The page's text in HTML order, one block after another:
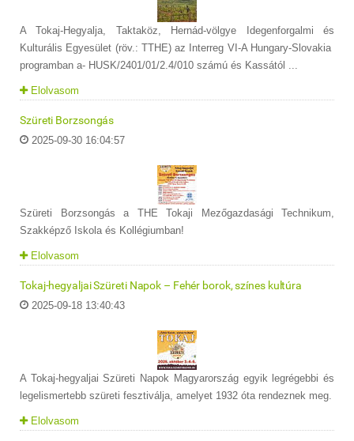
A Tokaj-Hegyalja, Taktaköz, Hernád-völgye Idegenforgalmi és
Kulturális Egyesület (röv.: TTHE) az Interreg VI-A Hungary-Slovakia
programban a- HUSK/2401/01/2.4/010 számú és Kassától ...
Elolvasom
Szüreti Borzsongás
2025-09-30 16:04:57
Szüreti Borzsongás a THE Tokaji Mezőgazdasági Technikum,
Szakképző Iskola és Kollégiumban!
Elolvasom
Tokaj-hegyaljai Szüreti Napok – Fehér borok, színes kultúra
2025-09-18 13:40:43
A Tokaj-hegyaljai Szüreti Napok Magyarország egyik legrégebbi és
legelismertebb szüreti fesztiválja, amelyet 1932 óta rendeznek meg.
Elolvasom